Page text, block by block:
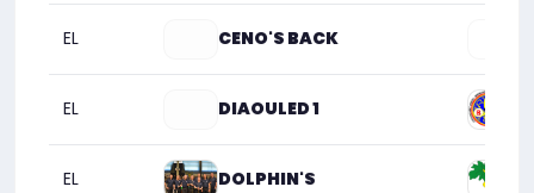
EL CENO'S BACK
EL DIAOULED 1
EL DOLPHIN'S